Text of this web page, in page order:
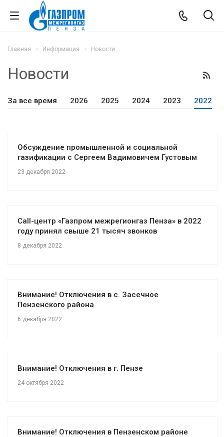
Главная Информация Новости
Новости
За все время 2026 2025 2024 2023 2022
Обсуждение промышленной и социальной
газификации с Сергеем Вадимовичем Густовым
23 декабря 2022
Сall-центр «Газпром межрегионгаз Пенза» в 2022
году принял свыше 21 тысяч звонков
8 декабря 2022
Внимание! Отключения в с. Засечное
Пензенского района
6 декабря 2022
Внимание! Отключения в г. Пензе
24 октября 2022
Внимание! Отключения в Пензенском районе